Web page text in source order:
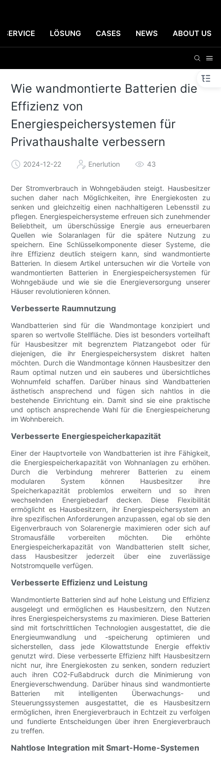
SERVICE LÖSUNG CASES NEWS ABOUT US
Wie wandmontierte Batterien die
Effizienz von
Energiespeichersystemen für
Privathaushalte verbessern
2024-12-22 Enerlution 43
Der Stromverbrauch in Wohngebäuden steigt. Hausbesitzer
suchen daher nach Möglichkeiten, ihre Energiekosten zu
senken und gleichzeitig einen nachhaltigeren Lebensstil zu
pflegen. Energiespeichersysteme erfreuen sich zunehmender
Beliebtheit, um überschüssige Energie aus erneuerbaren
Quellen wie Solaranlagen für die spätere Nutzung zu
speichern. Eine Schlüsselkomponente dieser Systeme, die
ihre Effizienz deutlich steigern kann, sind wandmontierte
Batterien. In diesem Artikel untersuchen wir die Vorteile von
wandmontierten Batterien in Energiespeichersystemen für
Wohngebäude und wie sie die Energieversorgung unserer
Häuser revolutionieren können.
Verbesserte Raumnutzung
Wandbatterien sind für die Wandmontage konzipiert und
sparen so wertvolle Stellfläche. Dies ist besonders vorteilhaft
für Hausbesitzer mit begrenztem Platzangebot oder für
diejenigen, die ihr Energiespeichersystem diskret halten
möchten. Durch die Wandmontage können Hausbesitzer den
Raum optimal nutzen und ein sauberes und übersichtliches
Wohnumfeld schaffen. Darüber hinaus sind Wandbatterien
ästhetisch ansprechend und fügen sich nahtlos in die
bestehende Einrichtung ein. Damit sind sie eine praktische
und optisch ansprechende Wahl für die Energiespeicherung
im Wohnbereich.
Verbesserte Energiespeicherkapazität
Einer der Hauptvorteile von Wandbatterien ist ihre Fähigkeit,
die Energiespeicherkapazität von Wohnanlagen zu erhöhen.
Durch die Verbindung mehrerer Batterien zu einem
modularen System können Hausbesitzer ihre
Speicherkapazität problemlos erweitern und so ihren
wechselnden Energiebedarf decken. Diese Flexibilität
ermöglicht es Hausbesitzern, ihr Energiespeichersystem an
ihre spezifischen Anforderungen anzupassen, egal ob sie den
Eigenverbrauch von Solarenergie maximieren oder sich auf
Stromausfälle vorbereiten möchten. Die erhöhte
Energiespeicherkapazität von Wandbatterien stellt sicher,
dass Hausbesitzer jederzeit über eine zuverlässige
Notstromquelle verfügen.
Verbesserte Effizienz und Leistung
Wandmontierte Batterien sind auf hohe Leistung und Effizienz
ausgelegt und ermöglichen es Hausbesitzern, den Nutzen
ihres Energiespeichersystems zu maximieren. Diese Batterien
sind mit fortschrittlichen Technologien ausgestattet, die die
Energieumwandlung und -speicherung optimieren und
sicherstellen, dass jede Kilowattstunde Energie effektiv
genutzt wird. Diese verbesserte Effizienz hilft Hausbesitzern
nicht nur, ihre Energiekosten zu senken, sondern reduziert
auch ihren CO2-Fußabdruck durch die Minimierung von
Energieverschwendung. Darüber hinaus sind wandmontierte
Batterien mit intelligenten Überwachungs- und
Steuerungssystemen ausgestattet, die es Hausbesitzern
ermöglichen, ihren Energieverbrauch in Echtzeit zu verfolgen
und fundierte Entscheidungen über ihren Energieverbrauch
zu treffen.
Nahtlose Integration mit Smart-Home-Systemen